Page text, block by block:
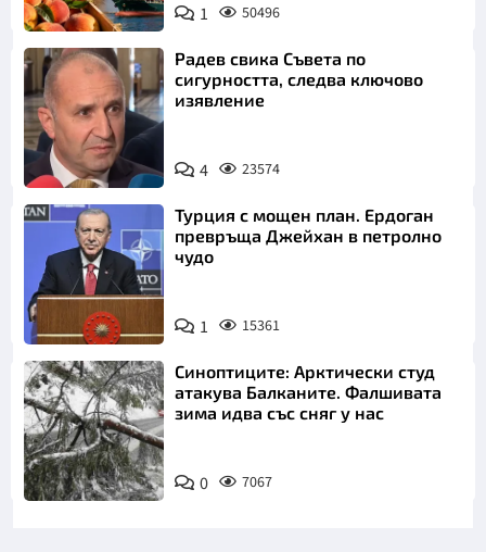
1 50496
Радев свика Съвета по
сигурността, следва ключово
изявление
4 23574
Турция с мощен план. Ердоган
превръща Джейхан в петролно
чудо
1 15361
Синоптиците: Арктически студ
атакува Балканите. Фалшивата
зима идва със сняг у нас
0 7067